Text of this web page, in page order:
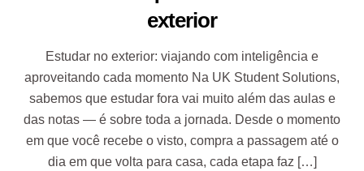
exterior
Estudar no exterior: viajando com inteligência e
aproveitando cada momento Na UK Student Solutions,
sabemos que estudar fora vai muito além das aulas e
das notas — é sobre toda a jornada. Desde o momento
em que você recebe o visto, compra a passagem até o
dia em que volta para casa, cada etapa faz […]